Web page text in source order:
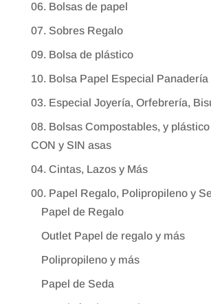
06. Bolsas de papel
07. Sobres Regalo
09. Bolsa de plástico
10. Bolsa Papel Especial
03. Especial Joyería, Orfebrería,
08. Bolsas Compostables, y
CON y SIN asas
04. Cintas, Lazos y Más
00. Papel Regalo, Polipropileno y
Papel de Regalo
Outlet Papel de regalo y más
Polipropileno y más
Papel de Seda